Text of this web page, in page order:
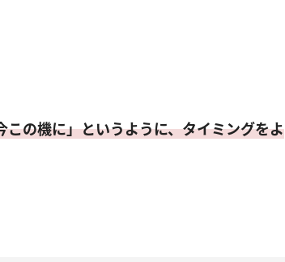
この機に」というように、タイミングをよ